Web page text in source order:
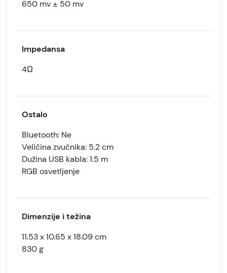
650 mv ± 50 mv
Impedansa
4Ω
Ostalo
Bluetooth: Ne
Veličina zvučnika: 5.2 cm
Dužina USB kabla: 1.5 m
RGB osvetljenje
Dimenzije i težina
11.53 x 10.65 x 18.09 cm
830 g